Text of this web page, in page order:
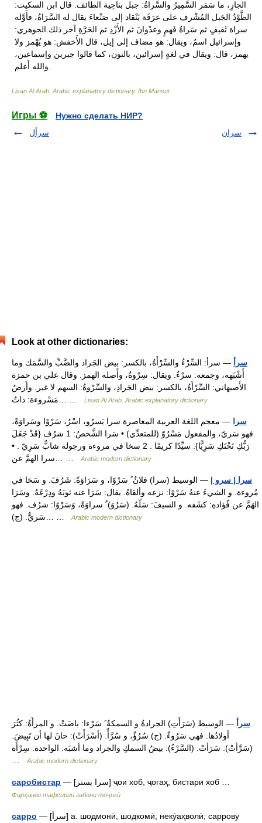
Lisan Al Arab. Arabic explanatory dictionary. Ibn Mansur
Игры ⚽
Нужно сделать НИР?
سرأل
سران
Look at other dictionaries:
سرأ
— سرأ: السِّرْءُ والسِّرْأَةُ، بالكسر: بيض الجَراد والضَّبِّ والسَّمَك وما
أَشْبَهه، وجمعه: سرْءٌ. ويقال: سِرْوةٌ، وأَصله الهمز. وقال علي بن حمزة
الأَصبهاني: السِّرْأَةُ، بالكسر: بيض الجَرادِ، والسِّرْوةُ: السهم لا غير. وأَرضٌ
Lisan Al Arab. Arabic explanatory dictionary
سرا
— معجم اللغة العربية المعاصرة سرا يَسرُو، اسْرُ، سَرْوًا وسَراوَةً،
فهو سَريّ، والمفعول مَسْرُوّ (للمتعدِّي) • سَرا الشَّخصُ: 1 شرُف {قَدْ جَعَلَ
رَبُّكِ تَحْتَكِ سَرِيًّا}: سيِّدًا كريمًا . 2 سخا في مروءة ورجولة شابٌّ سَرِيّ . •
Arabic modern dictionary
سرا | سرو | — الوسيط (سرا) فلانٌ ُ سَرْوًا، و سَرَاوَةً: شَرُفَ. و سَخا في
مُروءة. و الشيءَ عنهُ سَرْوًا: نزعه وألقاهُ. يقال: سَرَا عنه ثوبَهُ ودِرْعَهُ. وسَرَا
الهَمَّ عن فُؤادهِ: كشَفه. و السيفَ: سَلّهُ. (سَرُوَ) ُ سراوَةً، وَسَرْوًا: شرُف. فهو
Arabic modern dictionary
سرأ
— الوسيط (سَرَأَتِ) الجرادةُ و السمكةُ َ سَرْءا: باضَتْ. و المرأَةُ: كثُرَ
أولادُها. فهي سَرُوءٌ. (ج) سُرُؤٌ، و سُرَّأٌ. (أسْرَأَتْ): حانَ لها أن تَبِيضَ.
(سَرَّأتْ): سَرَأتْ. (السَّرْءُ): بيضُ السمكِ والجراد وما أشبَه. الواحدة: سِرْأَة
Arabic modern dictionary
саробистар — [سرا بستر] ҷои хоб, ҷогаҳ, бистари хоб …
Фарҳанги тафсирии забони тоҷикӣ
сарро — [سرأ] а. шодмонӣ, шодкомӣ; некӯаҳволӣ; саррову